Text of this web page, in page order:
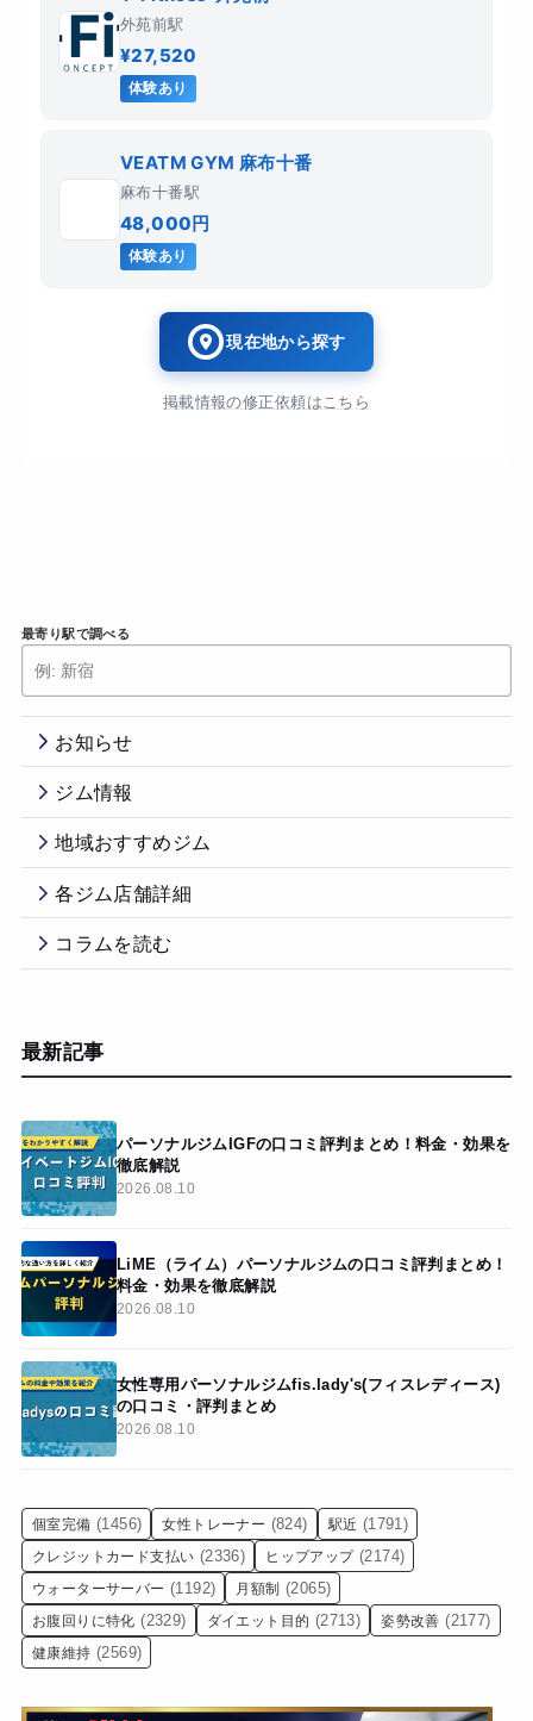
外苑前駅
¥27,520
体験あり
VEATM GYM 麻布十番
麻布十番駅
48,000円
体験あり
現在地から探す
掲載情報の修正依頼はこちら
最寄り駅で調べる
お知らせ
ジム情報
地域おすすめジム
各ジム店舗詳細
コラムを読む
最新記事
パーソナルジムIGFの口コミ評判まとめ！料金・効果を
徹底解説
2026.08.10
LiME（ライム）パーソナルジムの口コミ評判まとめ！
料金・効果を徹底解説
2026.08.10
女性専用パーソナルジムfis.lady's(フィスレディース)
の口コミ・評判まとめ
2026.08.10
個室完備 (1456) 女性トレーナー (824) 駅近 (1791)
クレジットカード支払い (2336) ヒップアップ (2174)
ウォーターサーバー (1192) 月額制 (2065)
お腹回りに特化 (2329) ダイエット目的 (2713) 姿勢改善 (2177)
健康維持 (2569)